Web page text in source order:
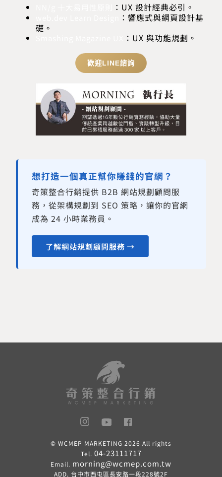
：UX 設計經典必引。
：響應式與網頁設計基
礎。
：UX 與功能規劃。
歡迎LINE諮詢
想打造一個真正幫你賺錢的官網？
奇策整合行銷提供 B2B 網站規劃顧問服
務，從架構規劃到 SEO 策略，讓你的官網
成為 24 小時業務員。
了解網站規劃顧問服務 →
© WCMEP MARKETING 2026 All rights
Tel. 04-23111717
Email. morning@wcmep.com.tw
ADD. 台中市西屯區長安路一段228號2F